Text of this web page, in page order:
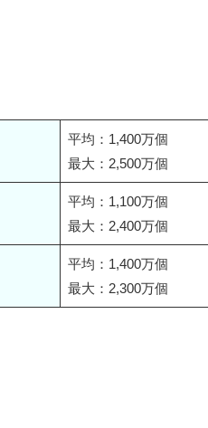
平均：1,400万個
最大：2,500万個
平均：1,100万個
最大：2,400万個
平均：1,400万個
最大：2,300万個